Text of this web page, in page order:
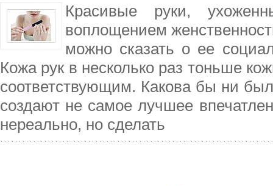
Красивые руки,
воплощением
можно сказать о ее
Кожа рук в несколько раз тоньше
соответствующим. Какова бы ни
создают не самое лучшее
нереально, но сделать